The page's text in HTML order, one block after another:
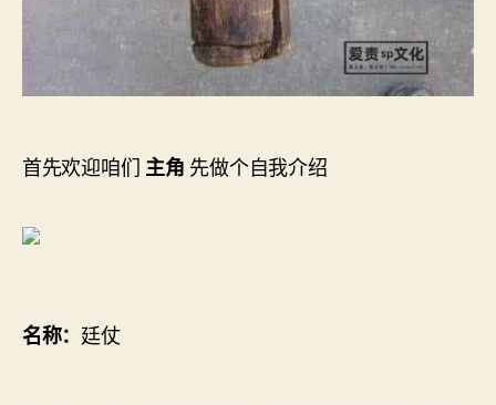
首先欢迎咱们 主角 先做个自我介绍
名称： 廷仗